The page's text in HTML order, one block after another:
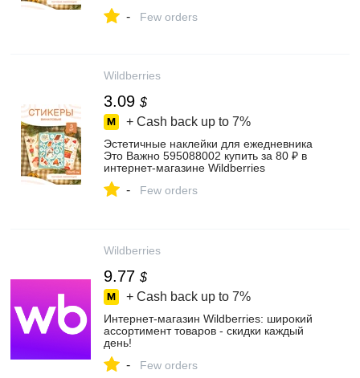
- Few orders
Wildberries
3.09 $
+ Cash back up to 7%
Эстетичные наклейки для ежедневника
Это Важно 595088002 купить за 80 ₽ в
интернет‑магазине Wildberries
- Few orders
Wildberries
9.77 $
+ Cash back up to 7%
Интернет‑магазин Wildberries: широкий
ассортимент товаров - скидки каждый
день!
- Few orders